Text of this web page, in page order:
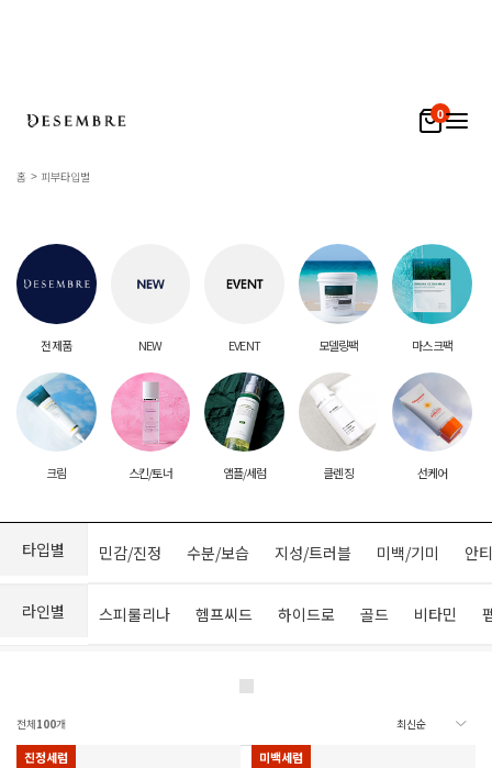
0
홈 피부타입별
전 제품 NEW EVENT 모델링팩 마스크팩
크림 스킨/토너 앰플/세럼 클렌징 선케어
타입별 민감/진정 수분/보습 지성/트러블 미백/기미 안
라인별 스피룰리나 헴프씨드 하이드로 골드 비타민
전체100개
진정세럼
미백세럼